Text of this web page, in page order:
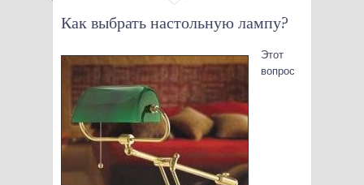
Как выбрать настольную лампу?
Этот
вопрос